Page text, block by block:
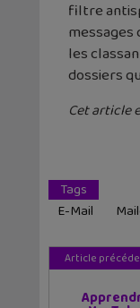
filtre
messages
les
dossiers
Cet article
Tags
E-Mail
Article